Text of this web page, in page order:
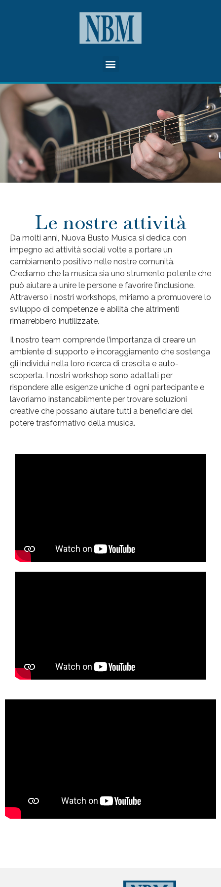
Le nostre attività
Da molti anni, Nuova Busto Musica si dedica con
impegno ad attività sociali volte a portare un
cambiamento positivo nelle nostre comunità.
Crediamo che la musica sia uno strumento potente che
può aiutare a unire le persone e favorire l’inclusione.
Attraverso i nostri workshops, miriamo a promuovere lo
sviluppo di competenze e abilità che altrimenti
rimarrebbero inutilizzate.
Il nostro team comprende l’importanza di creare un
ambiente di supporto e incoraggiamento che sostenga
gli individui nella loro ricerca di crescita e auto-
scoperta. I nostri workshop sono adattati per
rispondere alle esigenze uniche di ogni partecipante e
lavoriamo instancabilmente per trovare soluzioni
creative che possano aiutare tutti a beneficiare del
potere trasformativo della musica.